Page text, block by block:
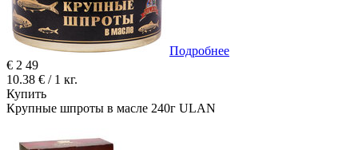
Подробнее
€ 2 49
10.38 € / 1 кг.
Купить
Крупные шпроты в масле 240г ULAN